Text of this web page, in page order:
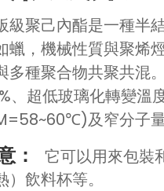
Loading...
Loading...
級聚己內酯是一種半
蠟，機械性質與聚烯
多種聚合物共聚共混
、超低玻璃化轉變
及窄分子量
：
它可以用來包裝
）飲料杯等。